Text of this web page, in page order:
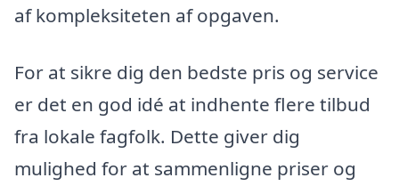
af kompleksiteten af opgaven.
For at sikre dig den bedste pris og service
er det en god idé at indhente flere tilbud
fra lokale fagfolk. Dette giver dig
mulighed for at sammenligne priser og